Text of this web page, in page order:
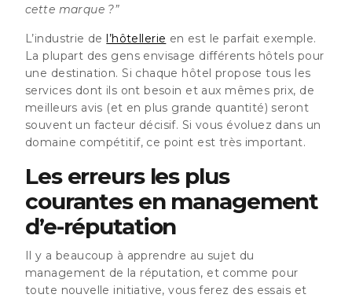
cette marque ?”
L’industrie del’hôtellerie en est le parfait exemple.
La plupart des gens envisage différents hôtels pour
une destination. Si chaque hôtel propose tous les
services dont ils ont besoin et aux mêmes prix, de
meilleurs avis (et en plus grande quantité) seront
souvent un facteur décisif. Si vous évoluez dans un
domaine compétitif, ce point est très important.
Les erreurs les plus
courantes en management
d’e-réputation
Il y a beaucoup à apprendre au sujet du
management de la réputation, et comme pour
toute nouvelle initiative, vous ferez des essais et